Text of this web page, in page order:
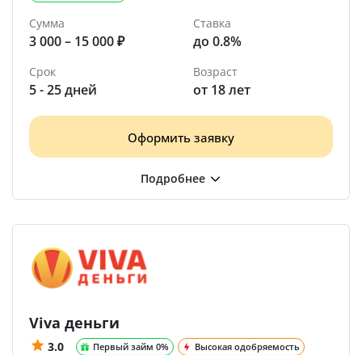
Сумма
3 000 – 15 000 ₽
Ставка
до 0.8%
Срок
5 - 25 дней
Возраст
от 18 лет
Оформить заявку
Viva деньги
3.0 Первый займ 0% Высокая одобряемость